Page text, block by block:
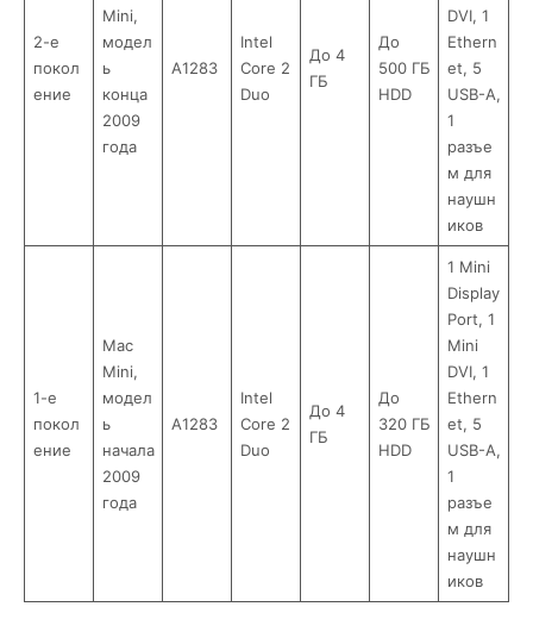
2-е
покол
ение
Mini,
модел
ь
конца
2009
года
A1283
Intel
Core 2
Duo
До 4
ГБ
До
500 ГБ
HDD
DVI, 1
Ethern
et, 5
USB-A,
1
разъе
м для
наушн
иков
1-е
покол
ение
Mac
Mini,
модел
ь
начала
2009
года
A1283
Intel
Core 2
Duo
До 4
ГБ
До
320 ГБ
HDD
1 Mini
Display
Port, 1
Mini
DVI, 1
Ethern
et, 5
USB-A,
1
разъе
м для
наушн
иков